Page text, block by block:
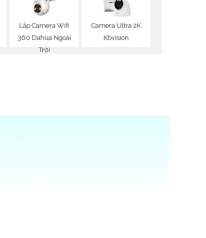
Lắp Camera Wifi
360 Dahua Ngoài
Trời
Camera Ultra 2K
Kbvision